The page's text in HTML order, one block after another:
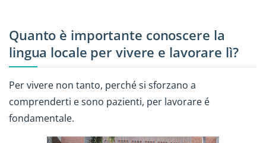
Quanto è importante conoscere la
lingua locale per vivere e lavorare lì?
Per vivere non tanto, perché si sforzano a
comprenderti e sono pazienti, per lavorare é
fondamentale.